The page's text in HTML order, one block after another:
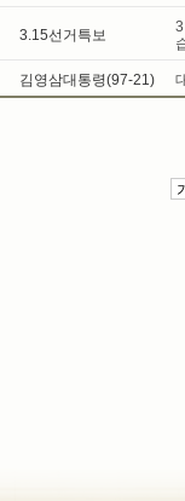
3.15선거특보
김영삼대통령(97-21)